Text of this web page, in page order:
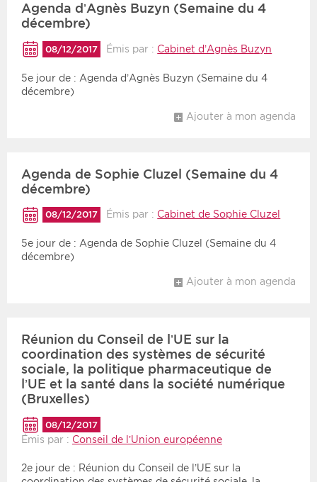
Agenda d’Agnès Buzyn (Semaine du 4
décembre)
08/12/2017 Émis par : Cabinet d’Agnès Buzyn
5e jour de : Agenda d’Agnès Buzyn (Semaine du 4
décembre)
Ajouter à mon agenda
Agenda de Sophie Cluzel (Semaine du 4
décembre)
08/12/2017 Émis par : Cabinet de Sophie Cluzel
5e jour de : Agenda de Sophie Cluzel (Semaine du 4
décembre)
Ajouter à mon agenda
Réunion du Conseil de l’UE sur la
coordination des systèmes de sécurité
sociale, la politique pharmaceutique de
l’UE et la santé dans la société numérique
(Bruxelles)
08/12/2017
Émis par : Conseil de l’Union européenne
2e jour de : Réunion du Conseil de l’UE sur la